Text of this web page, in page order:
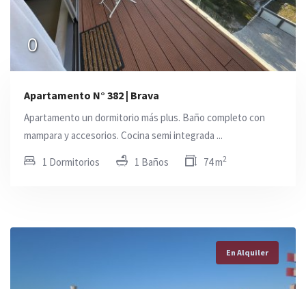
0
Apartamento N° 382 | Brava
Apartamento un dormitorio más plus. Baño completo con
mampara y accesorios. Cocina semi integrada ...
1 Dormitorios 1 Baños 74 m2
En Alquiler